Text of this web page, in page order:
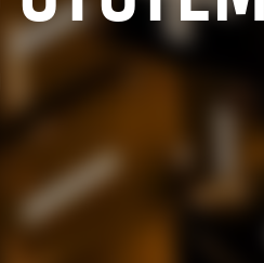
hurtowej
detalicznego i e-commerce
usług profesjonalnych